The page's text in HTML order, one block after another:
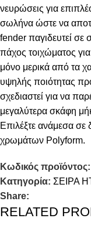
νευρώσεις για
σωλήνα ώστε να
fender παγιδευτεί σε
πάχος τοιχώματος
μόνο μερικά από τα
υψηλής ποιότητας
σχεδιαστεί για να
μεγαλύτερα σκάφη
Επιλέξτε ανάμεσα σε
χρωμάτων Polyform.
Κωδικός προϊόντος:
Κατηγορία: ΣΕΙΡΑ
Share:
RELATED